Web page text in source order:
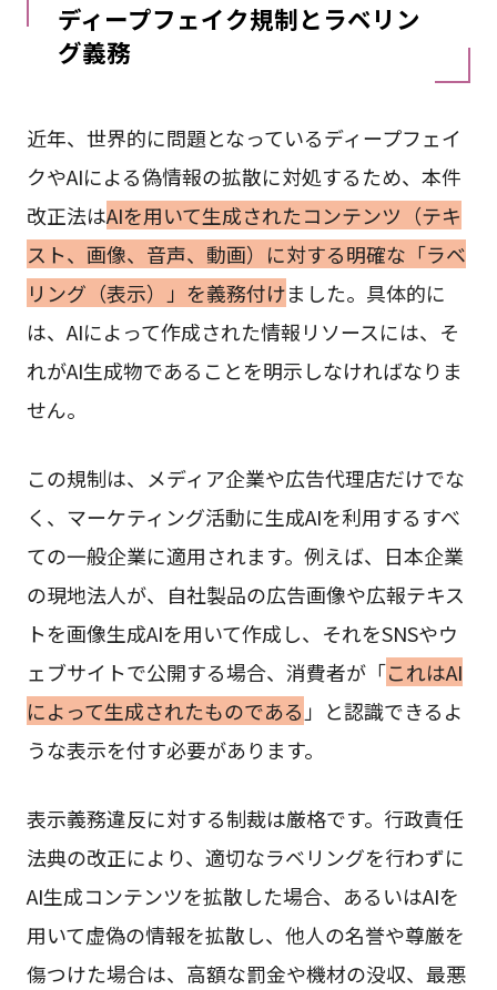
ディープフェイク規制とラベリン
グ義務
近年、世界的に問題となっているディープフェイ
クやAIによる偽情報の拡散に対処するため、本件
改正法はAIを用いて生成されたコンテンツ（テキ
スト、画像、音声、動画）に対する明確な「ラベ
リング（表示）」を義務付けました。具体的に
は、AIによって作成された情報リソースには、そ
れがAI生成物であることを明示しなければなりま
せん。
この規制は、メディア企業や広告代理店だけでな
く、マーケティング活動に生成AIを利用するすべ
ての一般企業に適用されます。例えば、日本企業
の現地法人が、自社製品の広告画像や広報テキス
トを画像生成AIを用いて作成し、それをSNSやウ
ェブサイトで公開する場合、消費者が「これはAI
によって生成されたものである」と認識できるよ
うな表示を付す必要があります。
表示義務違反に対する制裁は厳格です。行政責任
法典の改正により、適切なラベリングを行わずに
AI生成コンテンツを拡散した場合、あるいはAIを
用いて虚偽の情報を拡散し、他人の名誉や尊厳を
傷つけた場合は、高額な罰金や機材の没収、最悪